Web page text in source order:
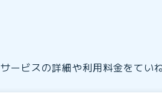
サービスの詳細や利用料金をてい